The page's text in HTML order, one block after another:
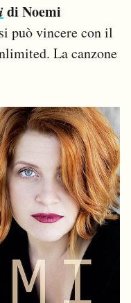
di Noemi
può vincere con il
La canzone